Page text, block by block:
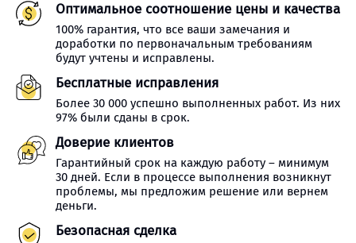
Оптимальное соотношение цены и качества
100% гарантия, что все ваши замечания и
доработки по первоначальным требованиям
будут учтены и исправлены.
Бесплатные исправления
Более 30 000 успешно выполненных работ. Из них
97% были сданы в срок.
Доверие клиентов
Гарантийный срок на каждую работу – минимум
30 дней. Если в процессе выполнения возникнут
проблемы, мы предложим решение или вернем
деньги.
Безопасная сделка